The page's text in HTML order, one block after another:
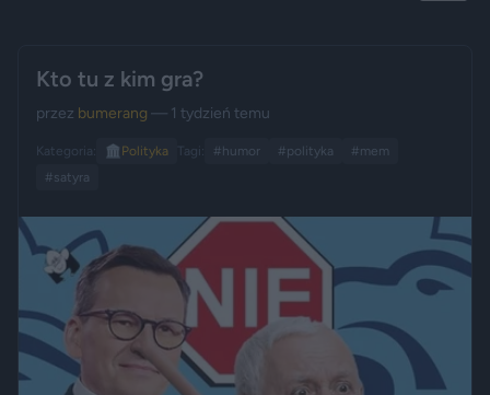
Kto tu z kim gra?
przez bumerang — 1 tydzień temu
Kategoria: 🏛️ Polityka Tagi: #humor #polityka
#mem
#satyra